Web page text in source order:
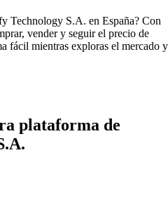
Technology S.A. en España? Con
vender y seguir el precio de
fácil mientras exploras el mercado y
plataforma de